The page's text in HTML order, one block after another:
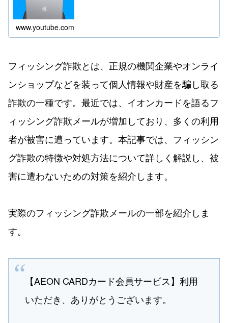
www.youtube.com
フィッシング詐欺とは、正規の機関企業やオンライ
ンショップなどを装って個人情報や財産を騙し取る
詐欺の一種です。最近では、イオンカードを語るフ
ィッシング詐欺メールが増加しており、多くの利用
者が被害に遭っています。本記事では、フィッシン
グ詐欺の特徴や対処方法について詳しく解説し、被
害に遭わないための対策を紹介します。
実際のフィッシング詐欺メールの一部を紹介しま
す。
【A​E​O​N C​A​R​Dカード会員サービス】利用
いただき、ありがとうございます。